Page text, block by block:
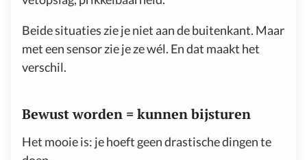
Beide situaties zie je niet aan de buitenkant. Maar
met een sensor zie je ze wél. En dat maakt het
verschil.
Bewust worden = kunnen bijsturen
Het mooie is: je hoeft geen drastische dingen te